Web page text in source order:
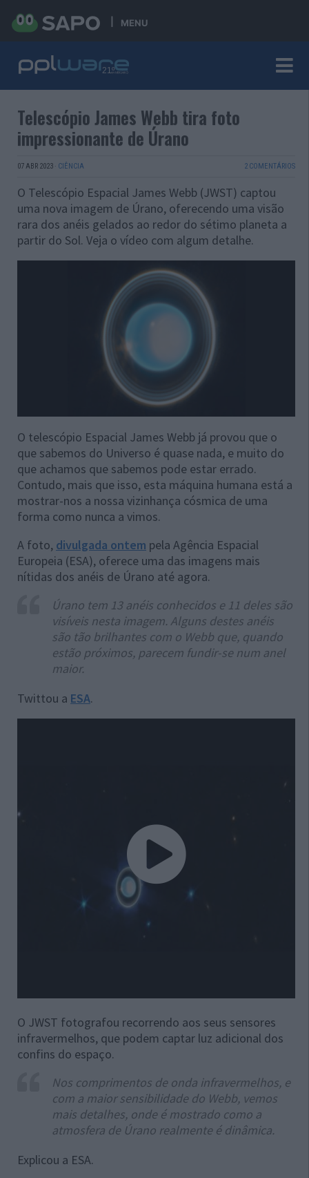
MENU
Telescópio James Webb tira foto
impressionante de Úrano
07 ABR 2023 · CIÊNCIA 2 COMENTÁRIOS
O Telescópio Espacial James Webb (JWST) captou
uma nova imagem de Úrano, oferecendo uma visão
rara dos anéis gelados ao redor do sétimo planeta a
partir do Sol. Veja o vídeo com algum detalhe.
O telescópio Espacial James Webb já provou que o
que sabemos do Universo é quase nada, e muito do
que achamos que sabemos pode estar errado.
Contudo, mais que isso, esta máquina humana está a
mostrar-nos a nossa vizinhança cósmica de uma
forma como nunca a vimos.
A foto, divulgada ontem pela Agência Espacial
Europeia (ESA), oferece uma das imagens mais
nítidas dos anéis de Úrano até agora.
Úrano tem 13 anéis conhecidos e 11 deles são
visíveis nesta imagem. Alguns destes anéis
são tão brilhantes com o Webb que, quando
estão próximos, parecem fundir-se num anel
maior.
Twittou a ESA.
O JWST fotografou recorrendo aos seus sensores
infravermelhos, que podem captar luz adicional dos
confins do espaço.
Nos comprimentos de onda infravermelhos, e
com a maior sensibilidade do Webb, vemos
mais detalhes, onde é mostrado como a
atmosfera de Úrano realmente é dinâmica.
Explicou a ESA.